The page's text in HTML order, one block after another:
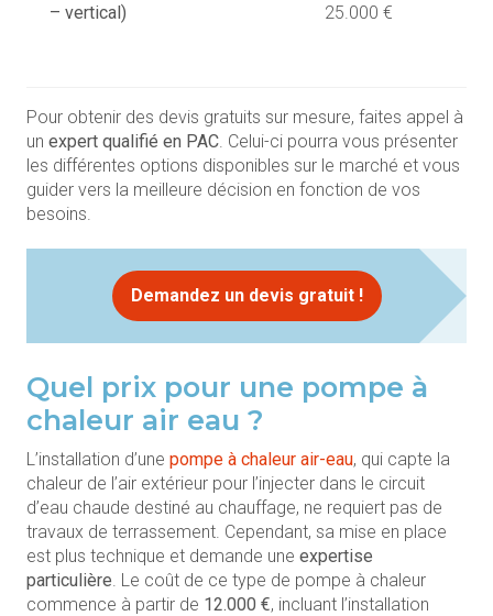
– vertical)
25.000 €
Pour obtenir des devis gratuits sur mesure, faites appel à
un expert qualifié en PAC. Celui-ci pourra vous présenter
les différentes options disponibles sur le marché et vous
guider vers la meilleure décision en fonction de vos
besoins.
Demandez un devis gratuit !
Quel prix pour une pompe à
chaleur air eau ?
L’installation d’une pompe à chaleur air-eau, qui capte la
chaleur de l’air extérieur pour l’injecter dans le circuit
d’eau chaude destiné au chauffage, ne requiert pas de
travaux de terrassement. Cependant, sa mise en place
est plus technique et demande une expertise
particulière. Le coût de ce type de pompe à chaleur
commence à partir de 12.000 €, incluant l’installation